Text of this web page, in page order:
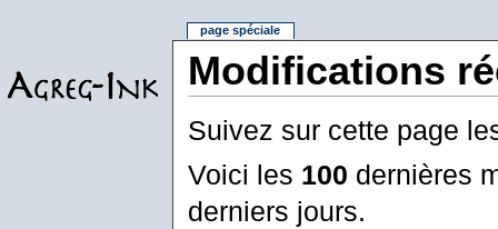
Modifications
Suivez sur cette page
Voici les 100 dernières
derniers jours.
page spéciale